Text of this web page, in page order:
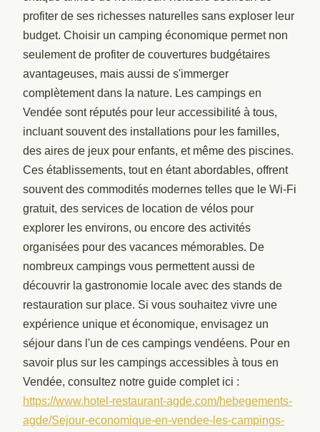
profiter de ses richesses naturelles sans exploser leur
budget. Choisir un camping économique permet non
seulement de profiter de couvertures budgétaires
avantageuses, mais aussi de s'immerger
complètement dans la nature. Les campings en
Vendée sont réputés pour leur accessibilité à tous,
incluant souvent des installations pour les familles,
des aires de jeux pour enfants, et même des piscines.
Ces établissements, tout en étant abordables, offrent
souvent des commodités modernes telles que le Wi-Fi
gratuit, des services de location de vélos pour
explorer les environs, ou encore des activités
organisées pour des vacances mémorables. De
nombreux campings vous permettent aussi de
découvrir la gastronomie locale avec des stands de
restauration sur place. Si vous souhaitez vivre une
expérience unique et économique, envisagez un
séjour dans l'un de ces campings vendéens. Pour en
savoir plus sur les campings accessibles à tous en
Vendée, consultez notre guide complet ici :
https://www.hotel-restaurant-agde.com/hebegements-
agde/Sejour-economique-en-vendee-les-campings-